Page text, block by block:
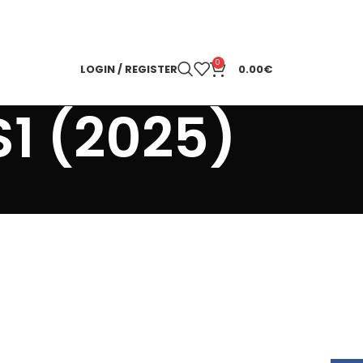
LOGIN / REGISTER 0 0.00€
(2025)